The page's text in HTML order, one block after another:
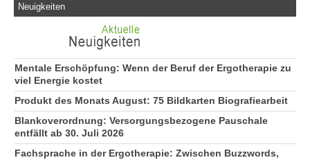
Neuigkeiten
Mentale Erschöpfung: Wenn der Beruf der Ergotherapie zu
viel Energie kostet
Produkt des Monats August: 75 Bildkarten Biografiearbeit
Blankoverordnung: Versorgungsbezogene Pauschale
entfällt ab 30. Juli 2026
Fachsprache in der Ergotherapie: Zwischen Buzzwords,